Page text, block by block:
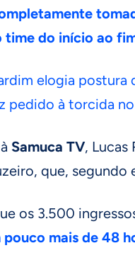
time do início ao
elogia postura
pedido à torcida
Samuca TV, Lucas
que, segundo
os 3.500
mais de 48